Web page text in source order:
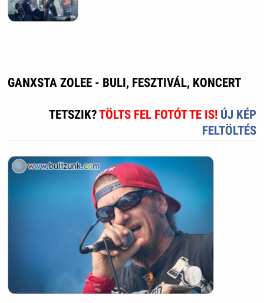
GANXSTA ZOLEE - BULI, FESZTIVÁL, KONCERT
TETSZIK?TÖLTS FEL FOTÓT TE IS! ÚJ KÉP
FELTÖLTÉS